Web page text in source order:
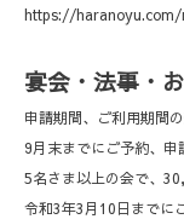
https://haranoyu.com/
宴会・法事・
申請期間、ご利用期間
9月末までにご予約、申
5名さま以上の会で、
令和3年3月10日までに